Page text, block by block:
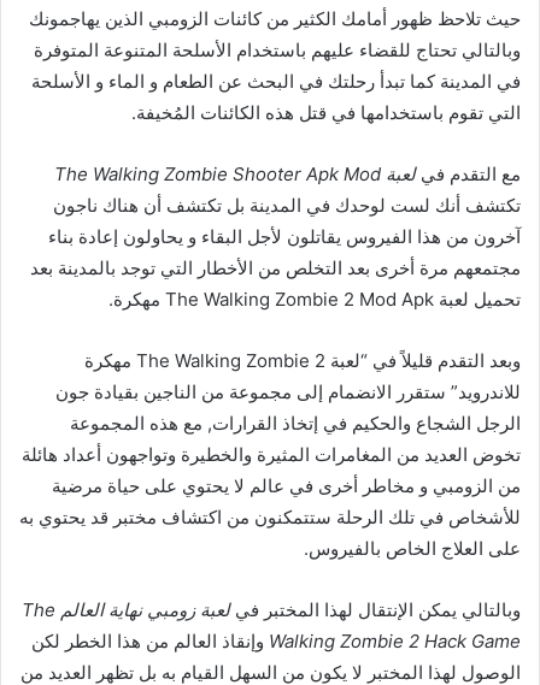
حيث تلاحظ ظهور أمامك الكثير من كائنات الزومبي الذين يهاجمونك
وبالتالي تحتاج للقضاء عليهم باستخدام الأسلحة المتنوعة المتوفرة
في المدينة كما تبدأ رحلتك في البحث عن الطعام و الماء و الأسلحة
التي تقوم باستخدامها في قتل هذه الكائنات المُخيفة.
مع التقدم فيلعبة The Walking Zombie Shooter Apk Mod
تكتشف أنك لست لوحدك في المدينة بل تكتشف أن هناك ناجون
آخرون من هذا الفيروس يقاتلون لأجل البقاء و يحاولون إعادة بناء
مجتمعهم مرة أخرى بعد التخلص من الأخطار التي توجد بالمدينة بعد
تحميل لعبة The Walking Zombie 2 Mod Apk مهكرة.
وبعد التقدم قليلاً في “لعبة The Walking Zombie 2 مهكرة
للاندرويد” ستقرر الانضمام إلى مجموعة من الناجين بقيادة جون
الرجل الشجاع والحكيم في إتخاذ القرارات, مع هذه المجموعة
تخوض العديد من المغامرات المثيرة والخطيرة وتواجهون أعداد هائلة
من الزومبي و مخاطر أخرى في عالم لا يحتوي على حياة مرضية
للأشخاص في تلك الرحلة ستتمكنون من اكتشاف مختبر قد يحتوي به
على العلاج الخاص بالفيروس.
وبالتالي يمكن الإنتقال لهذا المختبر في
لعبة زومبي نهاية العالم The
Walking Zombie 2 Hack Game وإنقاذ العالم من هذا الخطر لكن
الوصول لهذا المختبر لا يكون من السهل القيام به بل تظهر العديد من